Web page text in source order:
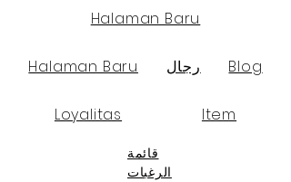
Halaman Baru
Halaman Baru رجال Blog
Loyalitas Item
قائمة
الرغبات